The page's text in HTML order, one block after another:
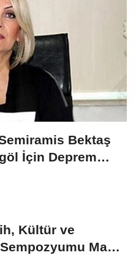
Bektaş
İçin Deprem
Kültür ve
Mayıs